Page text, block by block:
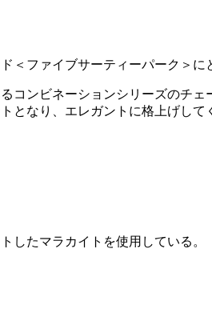
ファイブサーティーパーク＞に
ンビネーションシリーズのチ
となり、エレガントに格上げして
したマラカイトを使用している。